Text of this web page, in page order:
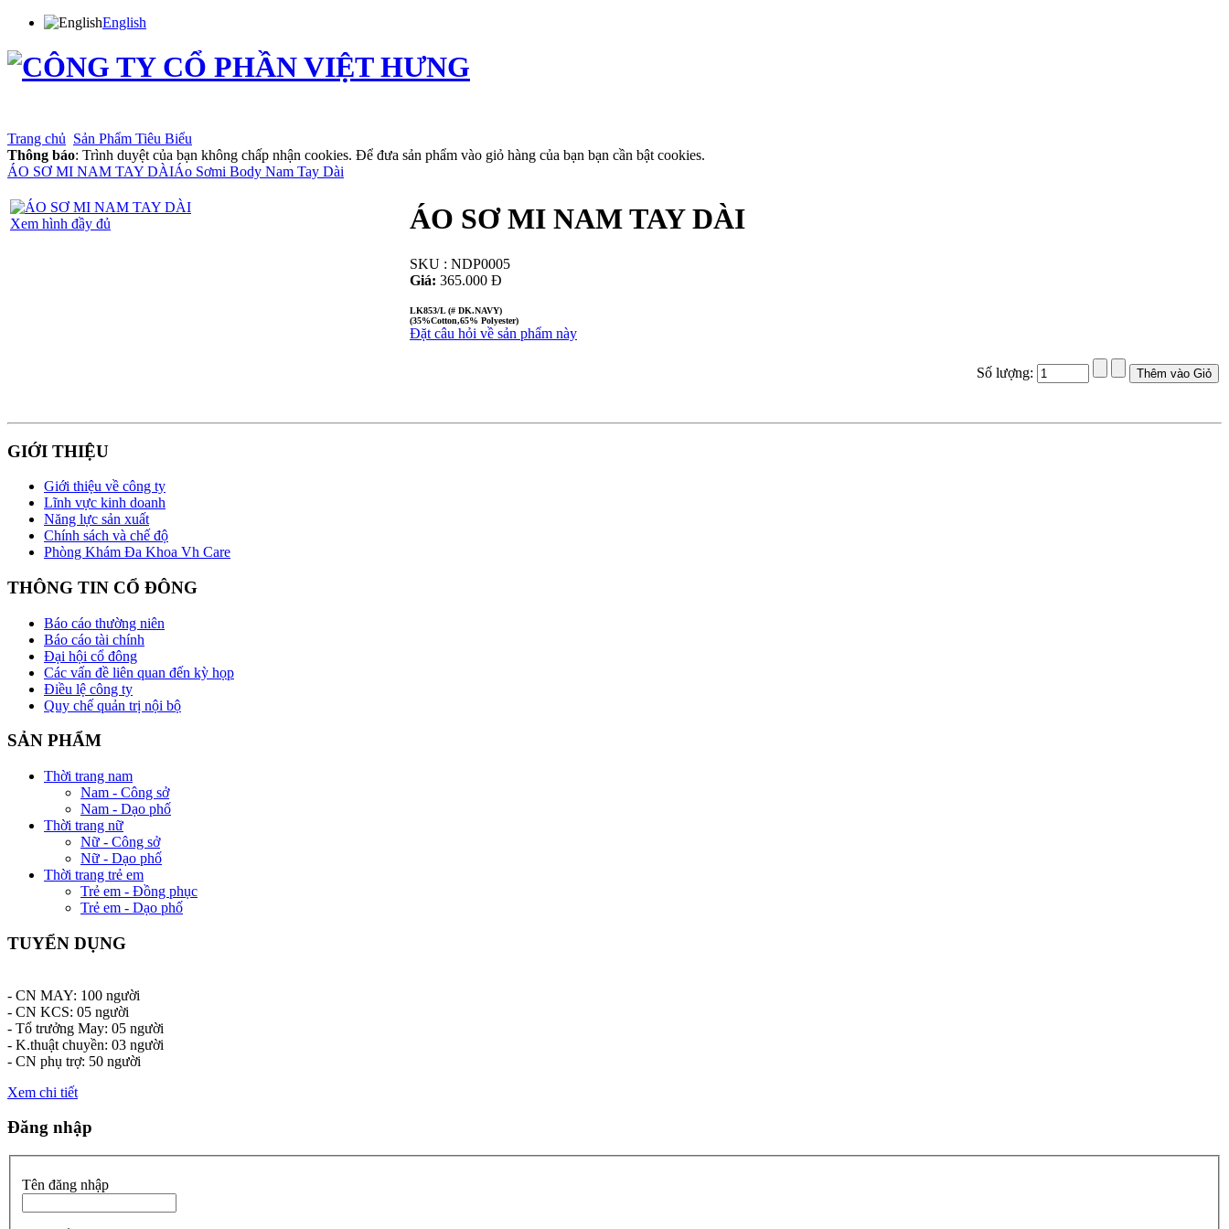
English
Trang chủ Sản Phẩm Tiêu Biểu
Thông báo: Trình duyệt của bạn không chấp nhận cookies. Để đưa sản phẩm vào giỏ hàng của bạn bạn cần bật cookies.
ÁO SƠ MI NAM TAY DÀIÁo Sơmi Body Nam Tay Dài
Xem hình đầy đủ ÁO SƠ MI NAM TAY DÀI
SKU : NDP0005
Giá: 365.000 Đ
LK853/L (# DK.NAVY)
(35%Cotton,65% Polyester)
Đặt câu hỏi về sản phẩm này
Số lượng:
GIỚI THIỆU
Giới thiệu về công ty
Lĩnh vực kinh doanh
Năng lực sản xuất
Chính sách và chế độ
Phòng Khám Đa Khoa Vh Care
THÔNG TIN CỔ ĐÔNG
Báo cáo thường niên
Báo cáo tài chính
Đại hội cổ đông
Các vấn đề liên quan đến kỳ họp
Điều lệ công ty
Quy chế quản trị nội bộ
SẢN PHẨM
Thời trang nam
Nam - Công sở
Nam - Dạo phố
Thời trang nữ
Nữ - Công sở
Nữ - Dạo phố
Thời trang trẻ em
Trẻ em - Đồng phục
Trẻ em - Dạo phố
TUYỂN DỤNG
- CN MAY: 100 người
- CN KCS: 05 người
- Tổ trưởng May: 05 người
- K.thuật chuyền: 03 người
- CN phụ trợ: 50 người
Xem chi tiết
Đăng nhập
Tên đăng nhập